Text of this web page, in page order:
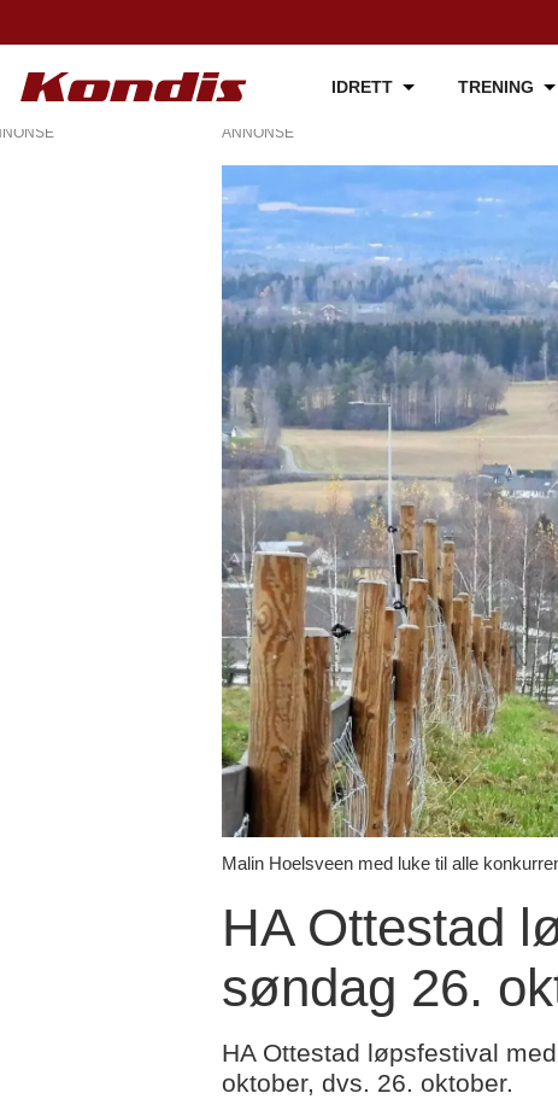
IDRETT TRENING
ANNONSE
Malin Hoelsveen med luke til alle
HA Ottestad
søndag 26.
HA Ottestad løpsfestival
oktober, dvs. 26. oktober.